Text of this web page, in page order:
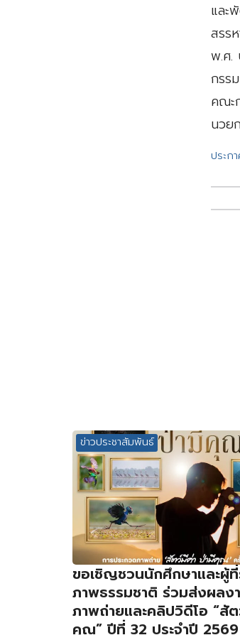
และ
สรร
พ.ศ.
กรร
คณะ
นวย
ประก
ข่าวประชาสัมพันธ์
ขอเชิญชวนนักศึกษาและผู้
ภาพธรรมชาติ ร่วมส่งผลง
ภาพถ่ายและคลิปวิดีโอ “สั
คุณ” ปีที่ 32 ประจำปี 2569